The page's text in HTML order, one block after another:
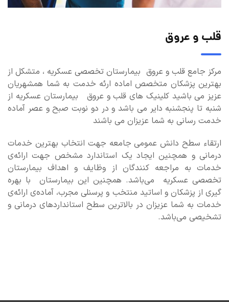
قلب و عروق
مرکز جامع قلب و عروق بیمارستان تخصصی عسکریه ، متشکل از
بهترین پزشکان متخصص اماده ارئه خدمت به شما همشهریان
عزیز می باشید کلینیک های قلب و عروق بیمارستان عسکریه از
شنبه تا پنجشنبه دایر می باشد و در دو نوبت صبح و عصر آماده
خدمت رسانی به شما عزیزان می باشند
ارتقاء سطح دانش عمومی جامعه جهت انتخاب بهترین خدمات
درمانی و همچنین ایجاد یک استاندارد مشخص جهت ارائه‌ی
خدمات به مراجعه کنندگان از وظایف و اهداف بیمارستان
تخصصی عسکریه می‌باشد. همچنین این بیمارستان با بهره
گیری از پزشکان و اساتید منتخب و پرسنلی مجرب، آماده‌ی ارائه‌ی
خدمات به شما عزیزان در بالاترین سطح استانداردهای درمانی و
تشخیصی می‌باشد.